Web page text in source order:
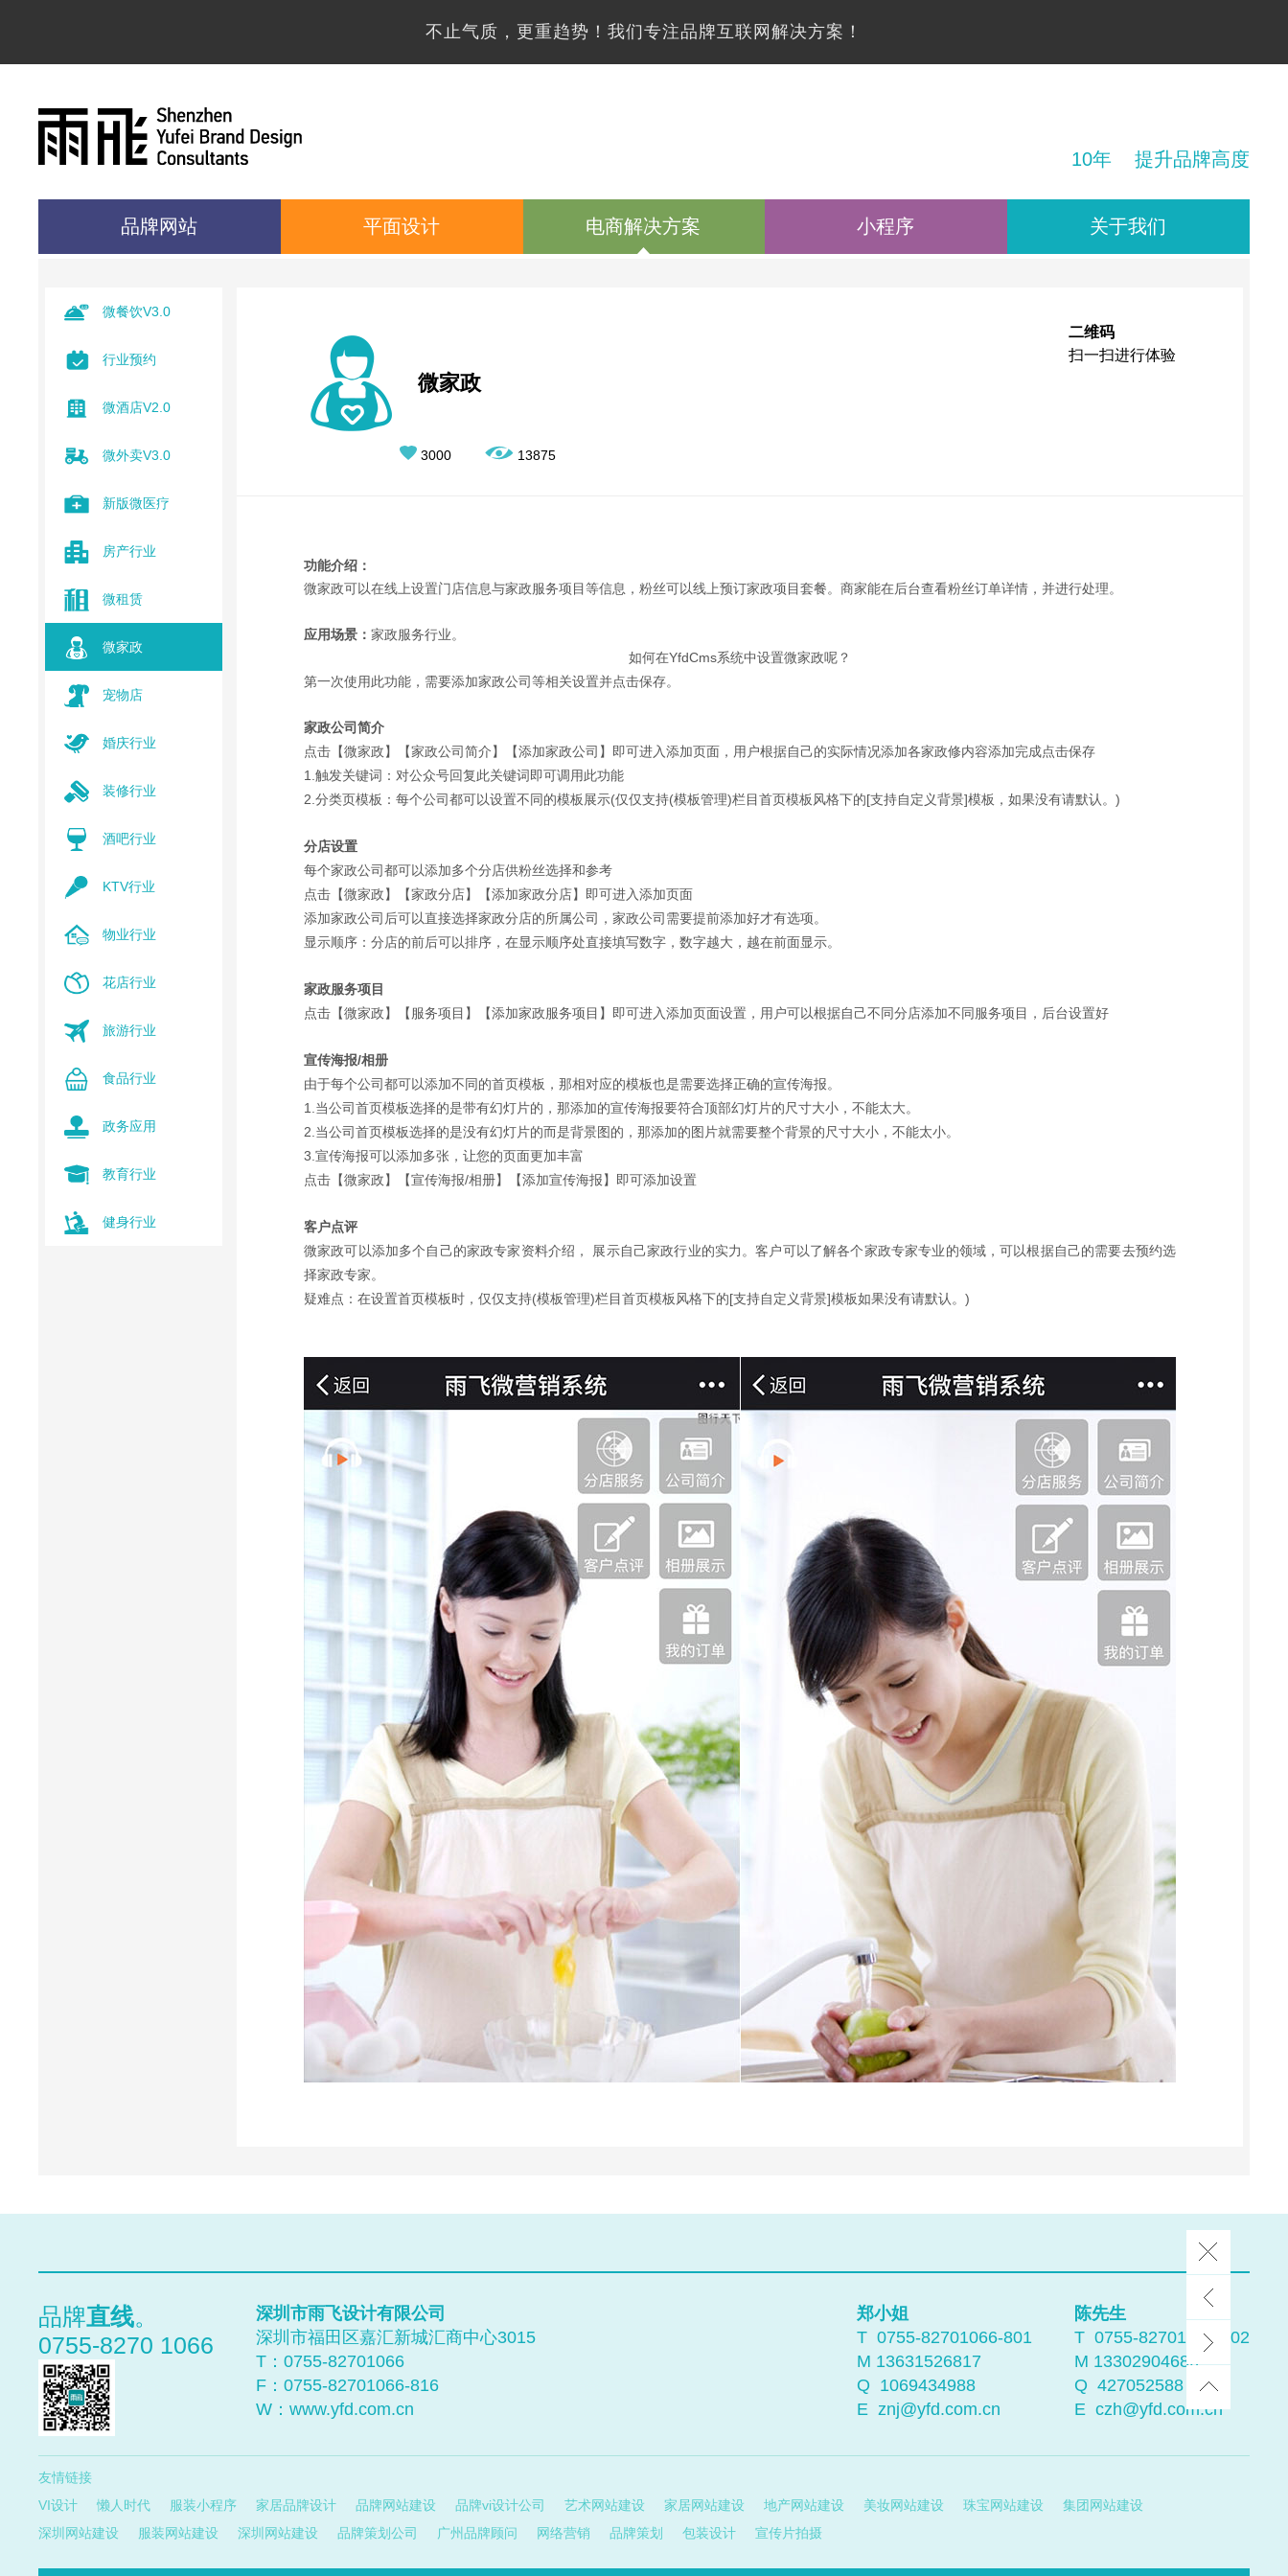
不止气质，更重趋势！我们专注品牌互联网解决方案！
10年 提升品牌高度
品牌网站 平面设计 电商解决方案 小程序 关于我们
微餐饮V3.0
行业预约
微酒店V2.0
微外卖V3.0
新版微医疗
房产行业
微租赁
微家政
宠物店
婚庆行业
装修行业
酒吧行业
KTV行业
物业行业
花店行业
旅游行业
食品行业
政务应用
教育行业
健身行业
微家政
3000 13875
二维码
扫一扫进行体验
功能介绍：
微家政可以在线上设置门店信息与家政服务项目等信息，粉丝可以线上预订家政项目套餐。商家能在后台查看粉丝订单详情，并进行处理。
应用场景： 家政服务行业。
如何在YfdCms系统中设置微家政呢？
第一次使用此功能，需要添加家政公司等相关设置并点击保存。
家政公司简介
点击【微家政】【家政公司简介】【添加家政公司】即可进入添加页面，用户根据自己的实际情况添加各家政修内容添加完成点击保存
1.触发关键词：对公众号回复此关键词即可调用此功能
2.分类页模板：每个公司都可以设置不同的模板展示(仅仅支持(模板管理)栏目首页模板风格下的[支持自定义背景]模板， 如果没有请默认。)
分店设置
每个家政公司都可以添加多个分店供粉丝选择和参考
点击【微家政】【家政分店】【添加家政分店】即可进入添加页面
添加家政公司后可以直接选择家政分店的所属公司，家政公司需要提前添加好才有选项。
显示顺序：分店的前后可以排序，在显示顺序处直接填写数字，数字越大，越在前面显示。
家政服务项目
点击【微家政】【服务项目】【添加家政服务项目】即可进入添加页面设置，用户可以根据自己不同分店添加不同服务项目，后台设置好
宣传海报/相册
由于每个公司都可以添加不同的首页模板，那相对应的模板也是需要选择正确的宣传海报。
1.当公司首页模板选择的是带有幻灯片的，那添加的宣传海报要符合顶部幻灯片的尺寸大小，不能太大。
2.当公司首页模板选择的是没有幻灯片的而是背景图的，那添加的图片就需要整个背景的尺寸大小，不能太小。
3.宣传海报可以添加多张，让您的页面更加丰富
点击【微家政】【宣传海报/相册】【添加宣传海报】即可添加设置
客户点评
微家政可以添加多个自己的家政专家资料介绍， 展示自己家政行业的实力。客户可以了解各个家政专家专业的领域，可以根据自己的需要去预约选
择家政专家。
疑难点：在设置首页模板时，仅仅支持(模板管理)栏目首页模板风格下的[支持自定义背景]模板如果没有请默认。 )
Next
品牌直线。
0755-8270 1066
深圳市雨飞设计有限公司
深圳市福田区嘉汇新城汇商中心3015
T：0755-82701066
F：0755-82701066-816
W： www.yfd.com.cn
郑小姐
T 0755-82701066-801
M 13631526817
Q 1069434988
E znj@yfd.com.cn
陈先生
T 0755-82701066-802
M 13302904686
Q 427052588
E czh@yfd.com.cn
友情链接
VI设计
懒人时代 服装小程序 家居品牌设计 品牌网站建设 品牌vi设计公司 艺术网站建设 家居网站建设 地产网站建设 美妆网站建设 珠宝网站建设
集团网站建设
深圳网站建设
服装网站建设 深圳网站建设 品牌策划公司 广州品牌顾问 网络营销 品牌策划 包装设计 宣传片拍摄